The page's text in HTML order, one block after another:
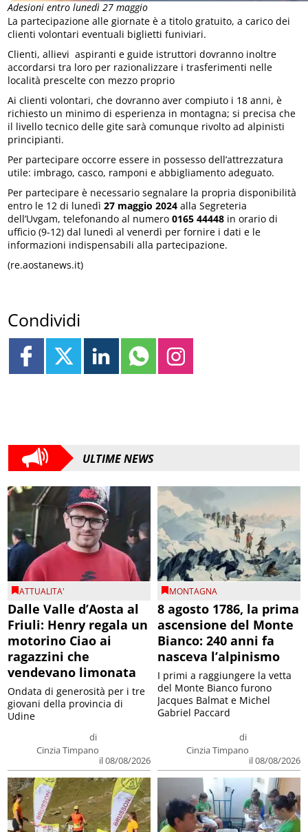
Adesioni entro lunedì 27 maggio
La partecipazione alle giornate è a titolo gratuito, a carico dei
clienti volontari eventuali biglietti funiviari.
Clienti, allievi aspiranti e guide istruttori dovranno inoltre
accordarsi tra loro per razionalizzare i trasferimenti nelle
località prescelte con mezzo proprio
Ai clienti volontari, che dovranno aver compiuto i 18 anni, è
richiesto un minimo di esperienza in montagna; si precisa che
il livello tecnico delle gite sarà comunque rivolto ad alpinisti
principianti.
Per partecipare occorre essere in possesso dell’attrezzatura
utile: imbrago, casco, ramponi e abbigliamento adeguato.
Per partecipare è necessario segnalare la propria disponibilità
entro le 12 di lunedì27 maggio 2024 alla Segreteria
dell’Uvgam, telefonando al numero0165 44448 in orario di
ufficio (9-12) dal lunedì al venerdì per fornire i dati e le
informazioni indispensabili alla partecipazione.
(re.aostanews.it)
Condividi
ULTIME NEWS
ATTUALITA'
Dalle Valle d’Aosta al
Friuli: Henry regala un
motorino Ciao ai
ragazzini che
vendevano limonata
di
Cinzia Timpano
il 08/08/2026
Ondata di generosità per i tre
giovani della provincia di
Udine
MONTAGNA
8 agosto 1786, la prima
ascensione del Monte
Bianco: 240 anni fa
nasceva l’alpinismo
di
Cinzia Timpano
il 08/08/2026
I primi a raggiungere la vetta
del Monte Bianco furono
Jacques Balmat e Michel
Gabriel Paccard